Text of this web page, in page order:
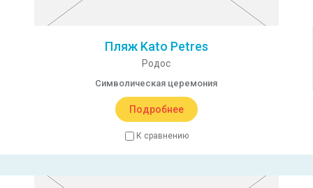
Пляж Kato Petres
Родос
Символическая церемония
Подробнее
К сравнению